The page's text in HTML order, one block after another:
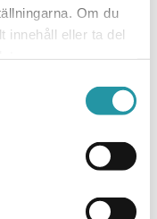
Om du
innehåll eller ta del